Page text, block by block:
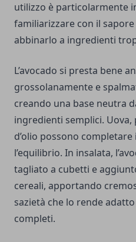
utilizzo è particolarmente
familiarizzare con il sapore
abbinarlo a ingredienti
L’avocado si presta bene
grossolanamente e
creando una base neutra
ingredienti semplici.
d’olio possono
l’equilibrio. In insalata,
tagliato a cubetti e
cereali, apportando
sazietà che lo rende
completi.